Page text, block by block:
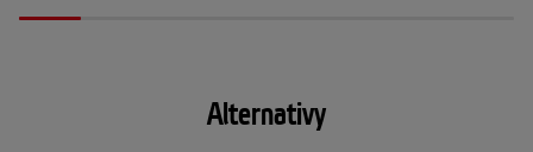
Alternativy